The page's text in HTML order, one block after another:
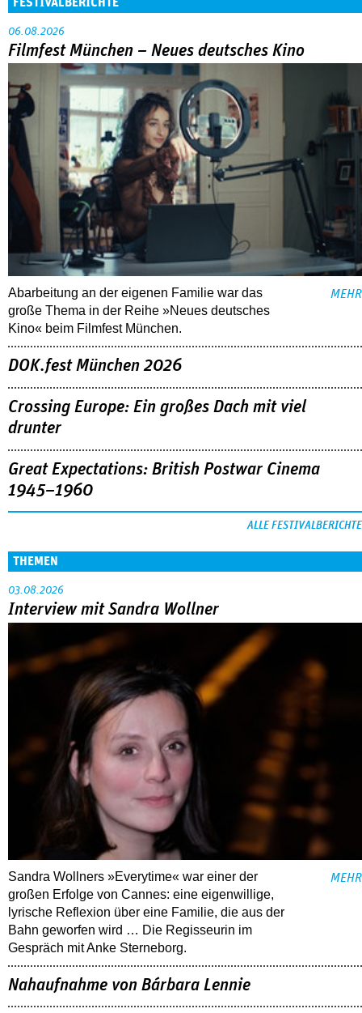
06.08.2026
Filmfest München – Neues deutsches Kino
Abarbeitung an der eigenen Familie war das
große Thema in der Reihe »Neues deutsches
Kino« beim Filmfest München.
MEHR
DOK.fest München 2026
Crossing Europe: Ein großes Dach mit viel
drunter
Great Expectations: British Postwar Cinema
1945–1960
ALLE FESTIVALBERICHTE
THEMEN
03.08.2026
Interview mit Sandra Wollner
Sandra Wollners »Everytime« war einer der
großen Erfolge von Cannes: eine eigenwillige,
lyrische Reflexion über eine ­Familie, die aus der
Bahn geworfen wird … Die Regisseurin im
Gespräch mit Anke Sterneborg.
MEHR
Nahaufnahme von Bárbara Lennie